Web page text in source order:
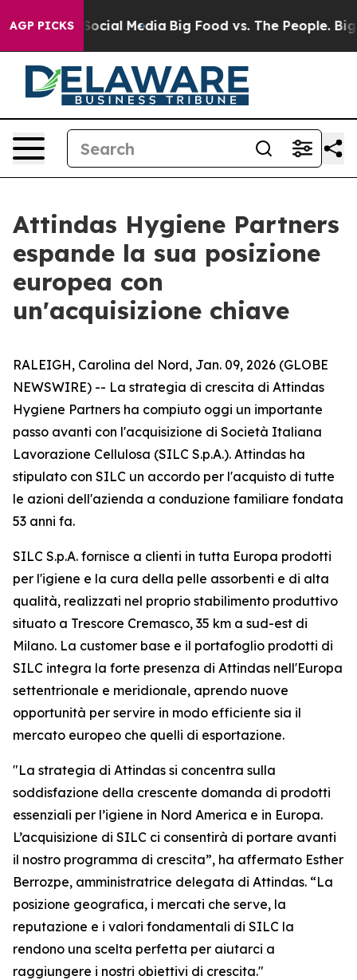
AGP PICKS
on Social Media Big Food vs. The People. Big
Attindas Hygiene Partners
espande la sua posizione
europea con
un'acquisizione chiave
RALEIGH, Carolina del Nord, Jan. 09, 2026 (GLOBE
NEWSWIRE) -- La strategia di crescita di Attindas
Hygiene Partners ha compiuto oggi un importante
passo avanti con l'acquisizione di Società Italiana
Lavorazione Cellulosa (SILC S.p.A.). Attindas ha
stipulato con SILC un accordo per l'acquisto di tutte
le azioni dell'azienda a conduzione familiare fondata
53 anni fa.
SILC S.p.A. fornisce a clienti in tutta Europa prodotti
per l'igiene e la cura della pelle assorbenti e di alta
qualità, realizzati nel proprio stabilimento produttivo
situato a Trescore Cremasco, 35 km a sud-est di
Milano. La customer base e il portafoglio prodotti di
SILC integra la forte presenza di Attindas nell'Europa
settentrionale e meridionale, aprendo nuove
opportunità per servire in modo efficiente sia il
mercato europeo che quelli di esportazione.
"La strategia di Attindas si concentra sulla
soddisfazione della crescente domanda di prodotti
essenziali per l’igiene in Nord America e in Europa.
L’acquisizione di SILC ci consentirà di portare avanti
il nostro programma di crescita”, ha affermato Esther
Berrozpe, amministratrice delegata di Attindas. “La
posizione geografica, i mercati che serve, la
reputazione e i valori fondamentali di SILC la
rendono una scelta perfetta per aiutarci a
raggiungere i nostri obiettivi di crescita."